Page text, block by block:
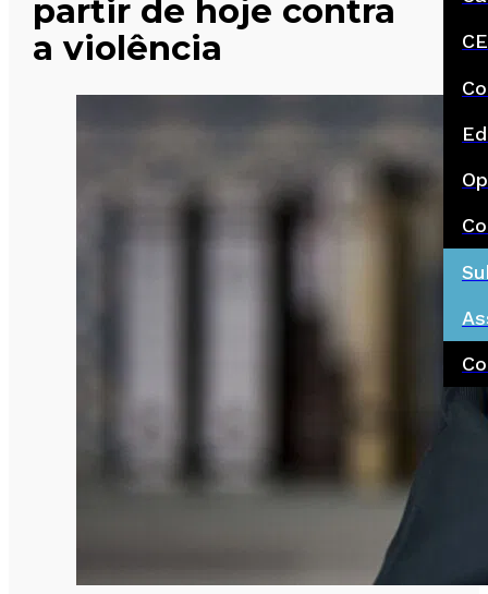
partir de hoje contra
a violência